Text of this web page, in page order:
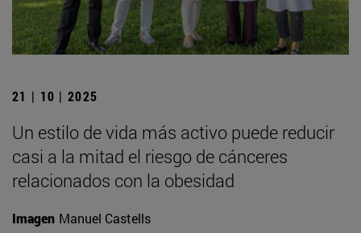
21 | 10 | 2025
Un estilo de vida más activo puede reducir
casi a la mitad el riesgo de cánceres
relacionados con la obesidad
Imagen Manuel Castells